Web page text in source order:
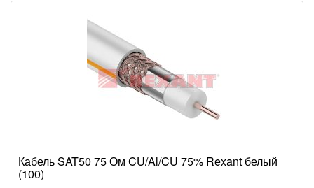
Кабель SAT50 75 Ом CU/Al/CU 75% Rexant белый
(100)